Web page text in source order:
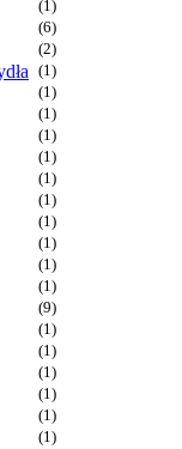
(1)
(6)
(2)
(1)
(1)
(1)
(1)
(1)
(1)
(1)
(1)
(1)
(1)
(1)
(9)
(1)
(1)
(1)
(1)
(1)
(1)